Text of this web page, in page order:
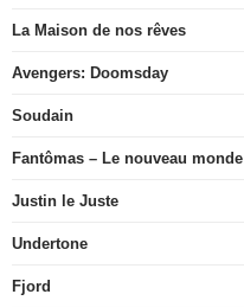
La Maison de nos rêves
Avengers: Doomsday
Soudain
Fantômas – Le nouveau monde
Justin le Juste
Undertone
Fjord